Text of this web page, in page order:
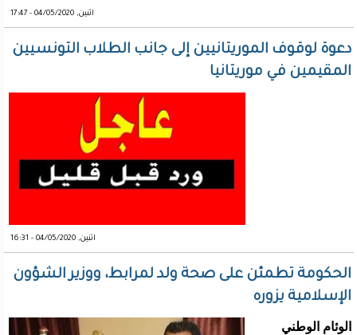
اثنين, 04/05/2020 - 17:47
دعوة لوقوف الموريتانيين إلى جانب الطلاب التونسيين
المقيمين في موريتانيا
اثنين, 04/05/2020 - 16:31
الحكومة تطمئن على صحة ولد لمرابط، ووزير الشؤون
الإسلامية يزوره
الوئام الوطني